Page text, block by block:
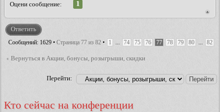
Оцени сообщение:
1
Ответить
Сообщений: 1629 • Страница 77 из 82 • 1 74 75 76 77 78 79 80 82
Вернуться в Акции, бонусы, розыгрыши, скидки
Перейти:
Кто сейчас на конференции